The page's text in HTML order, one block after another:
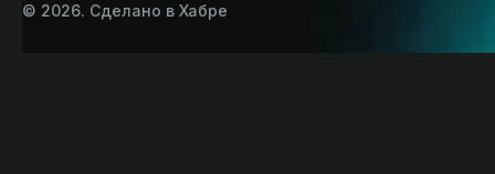
© 2026. Сделано в Хабре